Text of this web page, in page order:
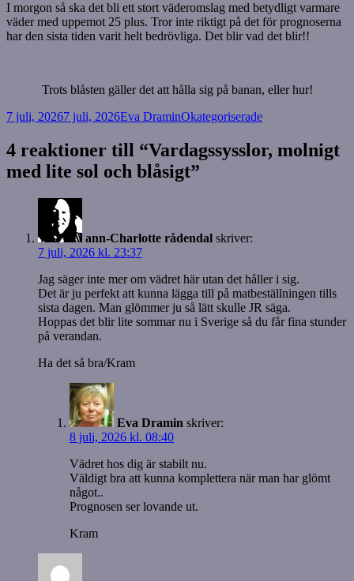
I morgon så ska det bli ett stort väderomslag med betydligt varmare
väder med uppemot 25 plus. Tror inte riktigt på det för prognoserna
har den sista tiden varit helt bedrövliga. Det blir vad det blir!!
Trots blåsten gäller det att hålla sig på banan, eller hur!
Postat
7 juli, 20267 juli, 2026Författare
Eva DraminKategorier
Okategoriserade
4 reaktioner till “Vardagssysslor, molnigt
med lite sol och blåsigt”
ann-Charlotte rådendal skriver:
7 juli, 2026 kl. 23:37
Jag säger inte mer om vädret här utan det håller i sig.
Det är ju perfekt att kunna lägga till på matbeställningen tills
sista dagen. Man glömmer ju så lätt skulle JR säga.
Hoppas det blir lite sommar nu i Sverige så du får fina stunder
på verandan.
Ha det så bra/Kram
Eva Dramin skriver:
8 juli, 2026 kl. 08:40
Vädret hos dig är stabilt nu.
Väldigt bra att kunna komplettera när man har glömt
något..
Prognosen ser lovande ut.
Kram